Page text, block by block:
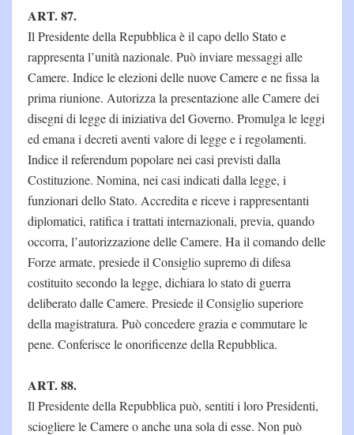
ART. 87.
Il Presidente della Repubblica è il capo dello Stato e
rappresenta l’unità nazionale. Può inviare messaggi alle
Camere. Indice le elezioni delle nuove Camere e ne fissa la
prima riunione. Autorizza la presentazione alle Camere dei
disegni di legge di iniziativa del Governo. Promulga le leggi
ed emana i decreti aventi valore di legge e i regolamenti.
Indice il referendum popolare nei casi previsti dalla
Costituzione. Nomina, nei casi indicati dalla legge, i
funzionari dello Stato. Accredita e riceve i rappresentanti
diplomatici, ratifica i trattati internazionali, previa, quando
occorra, l’autorizzazione delle Camere. Ha il comando delle
Forze armate, presiede il Consiglio supremo di difesa
costituito secondo la legge, dichiara lo stato di guerra
deliberato dalle Camere. Presiede il Consiglio superiore
della magistratura. Può concedere grazia e commutare le
pene. Conferisce le onorificenze della Repubblica.
ART. 88.
Il Presidente della Repubblica può, sentiti i loro Presidenti,
sciogliere le Camere o anche una sola di esse. Non può